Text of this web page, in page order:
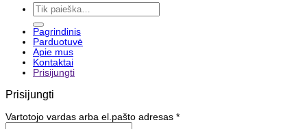
Ieškoti:
Pagrindinis
Parduotuvė
Apie mus
Kontaktai
Prisijungti
Prisijungti
Vartotojo vardas arba el.pašto adresas *